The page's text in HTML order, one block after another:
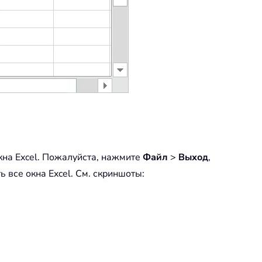
Excel. Пожалуйста, нажмите Файл > Выход,
все окна Excel. См. скриншоты: